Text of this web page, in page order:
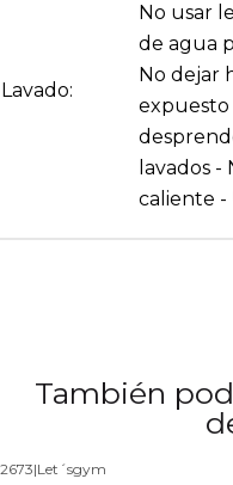
Lavado:
No usar
de agua
No dejar
expuesto
lavados
caliente
También
2673|Let´sgym